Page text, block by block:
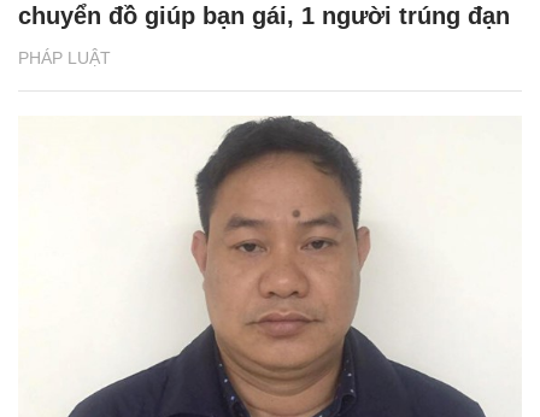
PHÁP LUẬT
chuyển đồ giúp bạn gái, 1 người trúng đạn